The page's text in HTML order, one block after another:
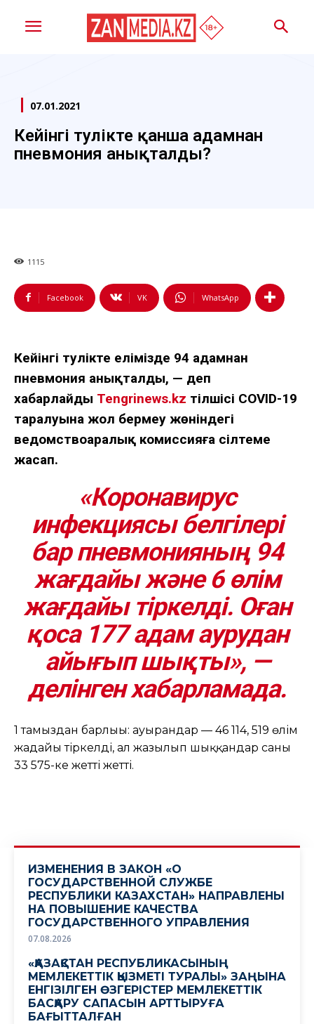
07.01.2021
Кейінгі тәулікте қанша адамнан
пневмония анықталды?
1115
Facebook VK WhatsApp
Кейінгі тәулікте елімізде 94 адамнан
пневмония анықталды, — деп
хабарлайды Tengrinews.kz тілшісі COVID-19
таралуына жол бермеу жөніндегі
ведомствоаралық комиссияға сілтеме
жасап.
«Коронавирус
инфекциясы белгілері
бар пневмонияның 94
жағдайы және 6 өлім
жағдайы тіркелді. Оған
қоса 177 адам аурудан
айығып шықты», —
делінген хабарламада.
1 тамыздан барлығы: ауырғандар — 46 114, 519 өлім
жағдайы тіркелді, ал жазылып шыққандар саны
33 575-ке жетті жетті.
ИЗМЕНЕНИЯ В ЗАКОН «О
ГОСУДАРСТВЕННОЙ СЛУЖБЕ
РЕСПУБЛИКИ КАЗАХСТАН» НАПРАВЛЕНЫ
НА ПОВЫШЕНИЕ КАЧЕСТВА
ГОСУДАРСТВЕННОГО УПРАВЛЕНИЯ
07.08.2026
«ҚАЗАҚСТАН РЕСПУБЛИКАСЫНЫҢ
МЕМЛЕКЕТТІК ҚЫЗМЕТІ ТУРАЛЫ» ЗАҢЫНА
ЕНГІЗІЛГЕН ӨЗГЕРІСТЕР МЕМЛЕКЕТТІК
БАСҚАРУ САПАСЫН АРТТЫРУҒА
БАҒЫТТАЛҒАН